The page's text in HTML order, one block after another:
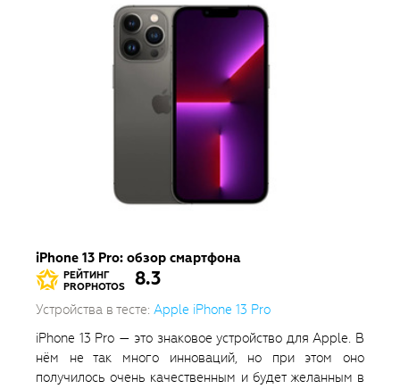
iPhone 13 Pro: обзор смартфона
РЕЙТИНГ
PROPHOTOS
8.3
Устройства в тесте: Apple iPhone 13 Pro
iPhone 13 Pro — это знаковое устройство для Apple. В
нём не так много инноваций, но при этом оно
получилось очень качественным и будет желанным в